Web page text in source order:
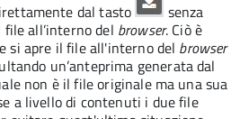
dal tasto
senza
all’interno del browser. Ciò è
si apre il file all'interno del browser
un’anteprima generata dal
non è il file originale ma una sua
a livello di contenuti i due file